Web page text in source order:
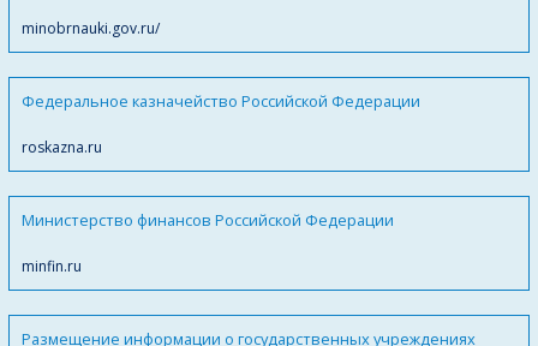
minobrnauki.gov.ru/
Федеральное казначейство Российской Федерации
roskazna.ru
Министерство финансов Российской Федерации
minfin.ru
Размещение информации о государственных учреждениях